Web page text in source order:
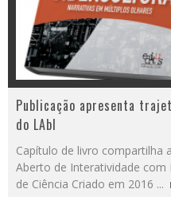
Publicação apresenta
do LAbI
Capítulo de livro compartilha
Aberto de Interatividade com
de Ciência Criado em 2016 ...